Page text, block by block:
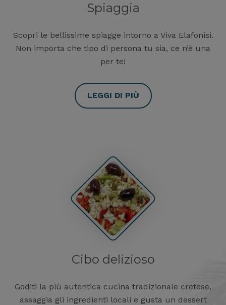
Spiaggia
Scopri le bellissime spiagge intorno a Viva Elafonisi.
Non importa che tipo di persona tu sia, ce n’è una
per te!
LEGGI DI PIÙ
Cibo delizioso
Goditi la più autentica cucina tradizionale cretese,
assaggia gli ingredienti locali e gusta un dessert